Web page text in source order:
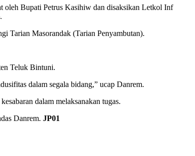
oleh Bupati Petrus Kasihiw dan disaksikan Letkol Inf
Tarian Masorandak (Tarian Penyambutan).
Teluk Bintuni.
dalam segala bidang,” ucap Danrem.
dalam melaksanakan tugas.
Danrem. JP01